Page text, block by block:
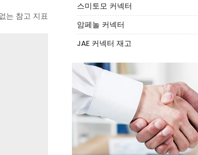
는 참고 지표
스미토모 커넥터
암페놀 커넥터
JAE 커넥터 재고